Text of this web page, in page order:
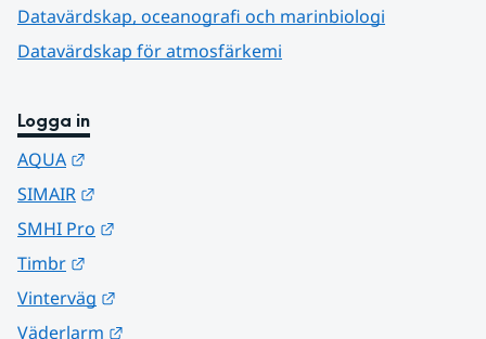
Datavärdskap, oceanografi och marinbiologi
Datavärdskap för atmosfärkemi
Logga in
AQUA
SIMAIR
SMHI Pro
Timbr
Vinterväg
Väderlarm